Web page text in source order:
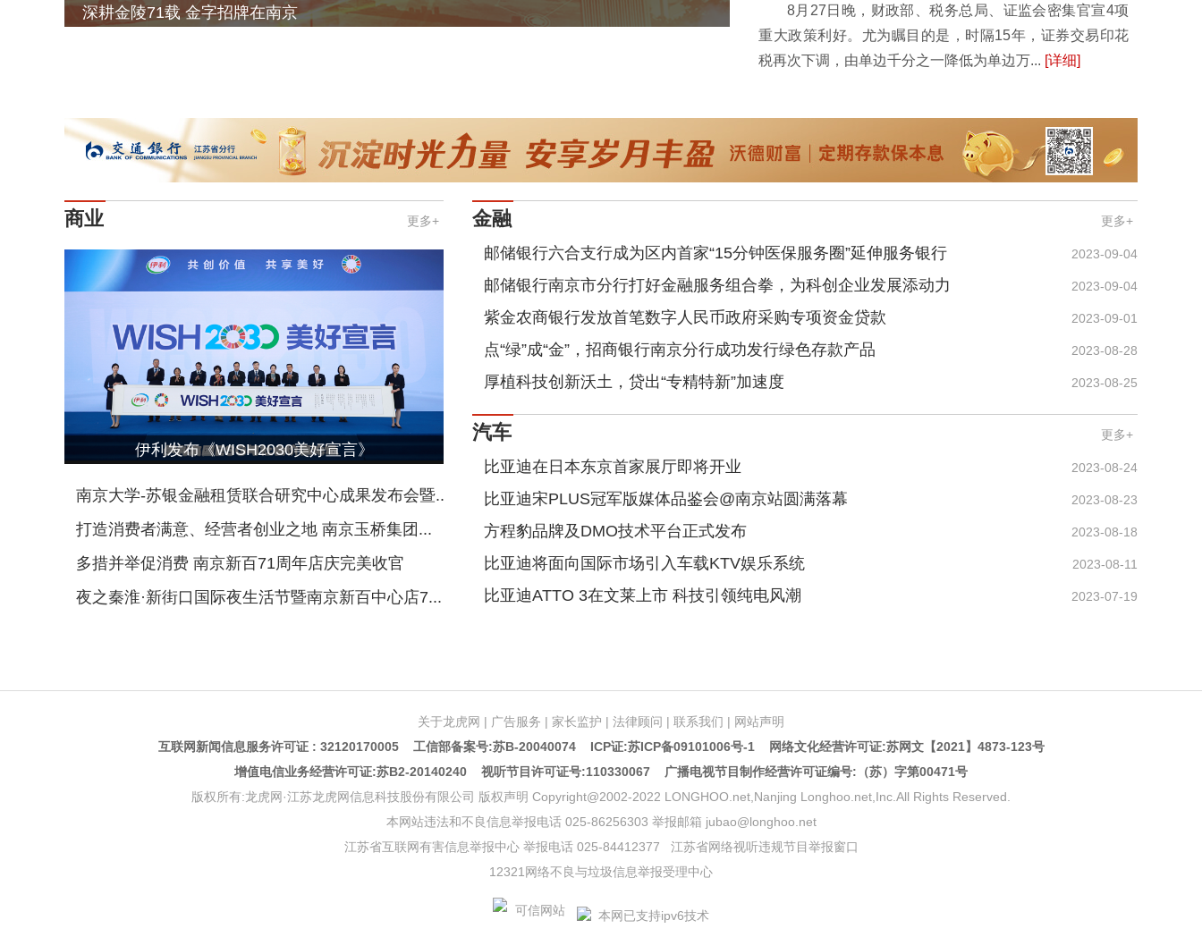
深耕金陵71载 金字招牌在南京 南京出台全力促进经济持续回升向好“23条”
8月27日晚，财政部、税务总局、证监会密集官宣4项
重大政策利好。尤为瞩目的是，时隔15年，证券交易印花
税再次下调，由单边千分之一降低为单边万... [详细]
商业 更多+
伊利发布《WISH2030美好宣言》
南京大学-苏银金融租赁联合研究中心成果发布会暨...
打造消费者满意、经营者创业之地 南京玉桥集团...
多措并举促消费 南京新百71周年店庆完美收官
夜之秦淮·新街口国际夜生活节暨南京新百中心店7...
金融 更多+
2023-09-04
邮储银行六合支行成为区内首家“15分钟医保服务圈”延伸服务银行
2023-09-04
邮储银行南京市分行打好金融服务组合拳，为科创企业发展添动力
2023-09-01
紫金农商银行发放首笔数字人民币政府采购专项资金贷款
2023-08-28
点“绿”成“金”，招商银行南京分行成功发行绿色存款产品
2023-08-25
厚植科技创新沃土，贷出“专精特新”加速度
汽车 更多+
2023-08-24
比亚迪在日本东京首家展厅即将开业
2023-08-23
比亚迪宋PLUS冠军版媒体品鉴会@南京站圆满落幕
2023-08-18
方程豹品牌及DMO技术平台正式发布
2023-08-11
比亚迪将面向国际市场引入车载KTV娱乐系统
2023-07-19
比亚迪ATTO 3在文莱上市 科技引领纯电风潮
关于龙虎网 | 广告服务 | 家长监护 | 法律顾问 | 联系我们 | 网站声明
互联网新闻信息服务许可证 : 32120170005 工信部备案号:苏B-20040074 ICP证:苏ICP备09101006号-1网络文化经营许可证:苏网文【2021】4873-123号
增值电信业务经营许可证:苏B2-20140240 视听节目许可证号:110330067 广播电视节目制作经营许可证编号:（苏）字第00471号
版权所有:龙虎网·江苏龙虎网信息科技股份有限公司 版权声明 Copyright@2002-2022 LONGHOO.net,Nanjing Longhoo.net,Inc.All Rights Reserved.
本网站违法和不良信息举报电话 025-86256303 举报邮箱 jubao@longhoo.net
江苏省互联网有害信息举报中心 举报电话 025-84412377 江苏省网络视听违规节目举报窗口
12321网络不良与垃圾信息举报受理中心
本网已支持ipv6技术